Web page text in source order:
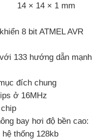
14 × 14 × 1 mm
8 bit ATMEL AVR
133 hướng dẫn mạnh
đích chung
ở 16MHz
bay hơi độ bền cao:
thống 128kb